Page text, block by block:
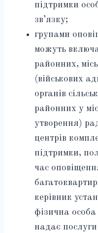
підтримки
зв’язку;
групами
можуть
районних,
(військових
органів
районних у
утворення)
центрів
підтримки,
час
керівник
фізична
надає